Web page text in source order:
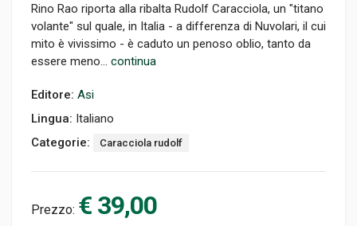
Rino Rao riporta alla ribalta Rudolf Caracciola, un "titano
volante" sul quale, in Italia - a differenza di Nuvolari, il cui
mito è vivissimo - è caduto un penoso oblio, tanto da
essere meno... continua
Editore: Asi
Lingua: Italiano
Categorie:
Caracciola rudolf
Prezzo: € 39,00